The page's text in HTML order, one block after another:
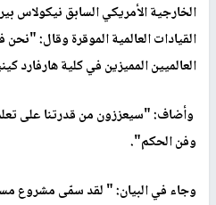
الخارجية الأمريكي السابق نيكولاس
القيادات العالمية الموقرة وقال:
العالميين المميزين في كلية هارفارد
وأضاف: "سيعززون من قدرتنا على
وفن الحكم".
وجاء في البيان: " لقد سمّى مشروع